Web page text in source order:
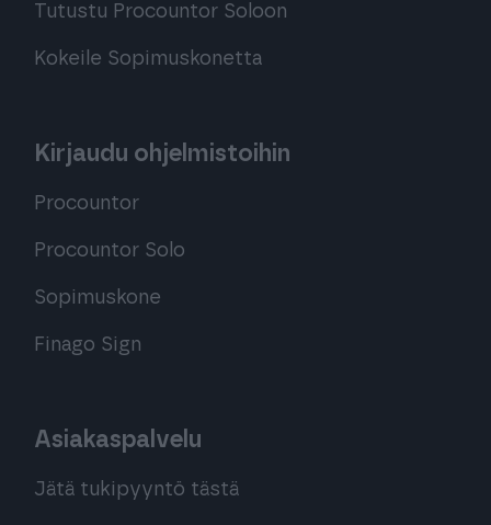
Tutustu Procountor Soloon
Kokeile Sopimuskonetta
Kirjaudu ohjelmistoihin
Procountor
Procountor Solo
Sopimuskone
Finago Sign
Asiakaspalvelu
Jätä tukipyyntö tästä